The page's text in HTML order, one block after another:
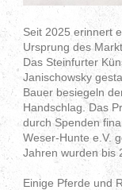
Seit 2025 erinnert
Ursprung des
Das Steinfurter
Janischowsky
Bauer besiegeln
Handschlag. Das
durch Spenden
Weser-Hunte e.V.
Jahren wurden bis
Einige Pferde und